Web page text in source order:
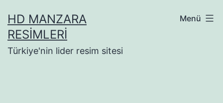
geçHD MANZARA
RESIMLERI
Türkiye'nin lider resim sitesi
Menü